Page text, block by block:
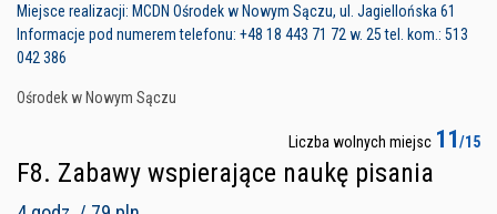
Miejsce realizacji: MCDN Ośrodek w Nowym Sączu, ul. Jagiellońska 61
Informacje pod numerem telefonu: +48 18 443 71 72 w. 25 tel. kom.: 513
042 386
Ośrodek w Nowym Sączu
Liczba wolnych miejsc 11/15
F8. Zabawy wspierające naukę pisania